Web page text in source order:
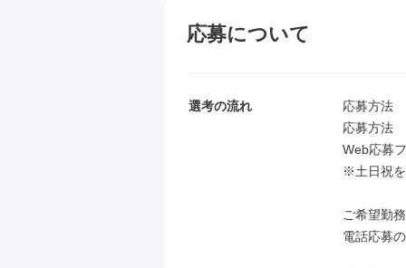
応募について
選考の流れ
応募方法
応募方法
Web応募
※土日祝を
ご希望勤
電話応募